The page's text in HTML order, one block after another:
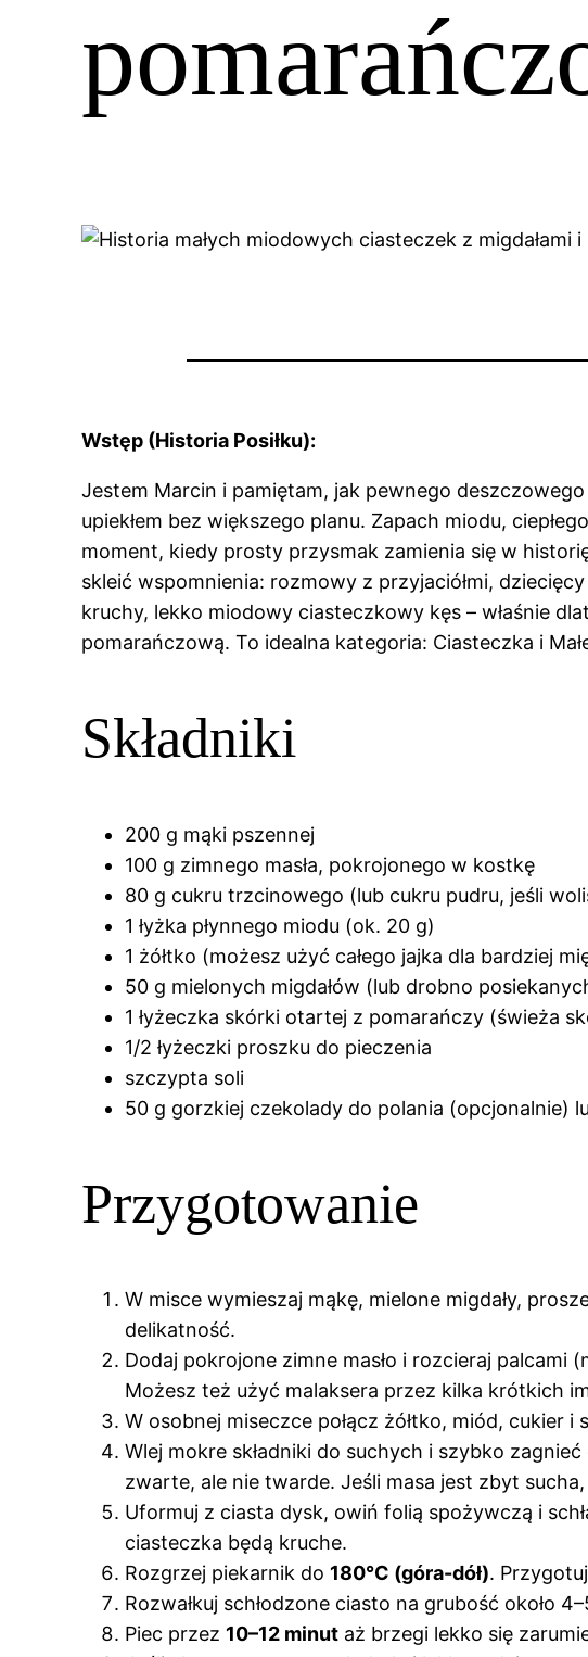
Wstęp (Historia Posiłku):
Jestem Marcin i pamiętam, jak pewnego
upiekłem bez większego planu. Zapach miodu,
moment, kiedy prosty przysmak zamienia się w
skleić wspomnienia: rozmowy z przyjaciółmi,
kruchy, lekko miodowy ciasteczkowy kęs – właśnie
pomarańczową. To idealna kategoria: Ciasteczka i
Składniki
200 g mąki pszennej
100 g zimnego masła, pokrojonego w kostkę
80 g cukru trzcinowego (lub cukru pudru, jeśli
1 łyżka płynnego miodu (ok. 20 g)
1 żółtko (możesz użyć całego jajka dla bardziej
50 g mielonych migdałów (lub drobno
1 łyżeczka skórki otartej z pomarańczy (świeża
1/2 łyżeczki proszku do pieczenia
szczypta soli
50 g gorzkiej czekolady do polania (opcjonalnie)
Przygotowanie
W misce wymieszaj mąkę, mielone migdały,
delikatność.
Dodaj pokrojone zimne masło i rozcieraj palcami
Możesz też użyć malaksera przez kilka krótkich
W osobnej miseczce połącz żółtko, miód, cukier
Wlej mokre składniki do suchych i szybko
zwarte, ale nie twarde. Jeśli masa jest zbyt
Uformuj z ciasta dysk, owiń folią spożywczą i
ciasteczka będą kruche.
Rozgrzej piekarnik do 180°C (góra-dół).
Rozwałkuj schłodzone ciasto na grubość około
Piec przez 10–12 minut aż brzegi lekko się